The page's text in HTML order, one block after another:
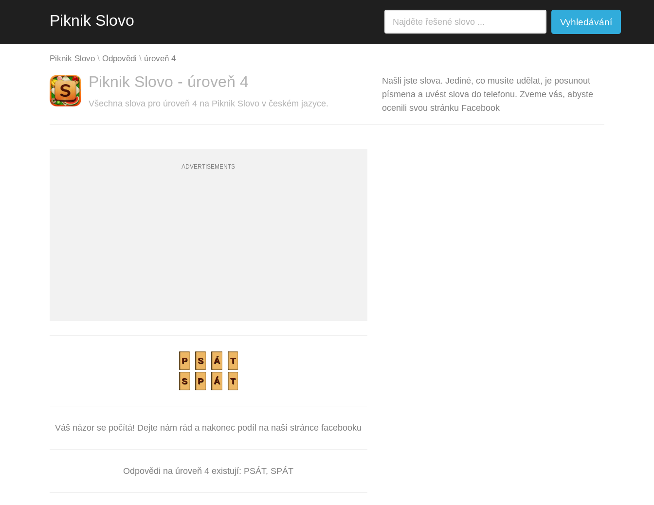
Piknik Slovo Vyhledávání
Piknik Slovo Odpovědi úroveň 4
Piknik Slovo - úroveň 4
Všechna slova pro úroveň 4 na Piknik Slovo v českém jazyce.
Našli jste slova. Jediné, co musíte udělat, je posunout
písmena a uvést slova do telefonu. Zveme vás, abyste
ocenili svou stránku Facebook
ADVERTISEMENTS
P S Á T
S P Á T
Váš názor se počítá! Dejte nám rád a nakonec podíl na naší stránce facebooku
Odpovědi na úroveň 4 existují: PSÁT, SPÁT